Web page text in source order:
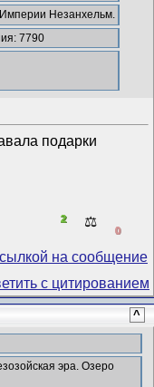
Незанхельм.
7790
подарки
2 ⚖️
0
^
эра. Озеро